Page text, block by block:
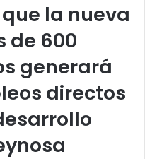
la nueva
de 600
generará
directos